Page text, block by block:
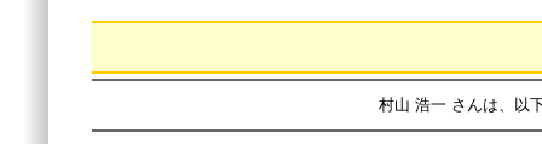
村山 浩一 さんは、以